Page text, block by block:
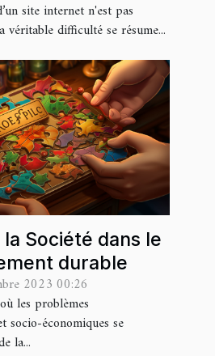
internet
site internet n'est pas
difficulté se résume...
Société dans le
durable
2023 00:26
les problèmes
socio-économiques se
la...